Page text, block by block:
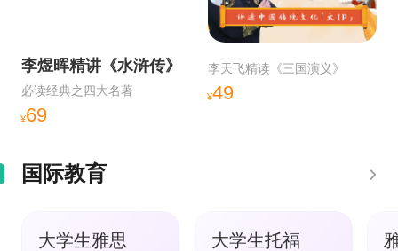
李煜晖精讲《水浒传》
必读经典之四大名著
¥69
李天飞精读《三国演义》
¥49
国际教育
大学生雅思 大学生托福